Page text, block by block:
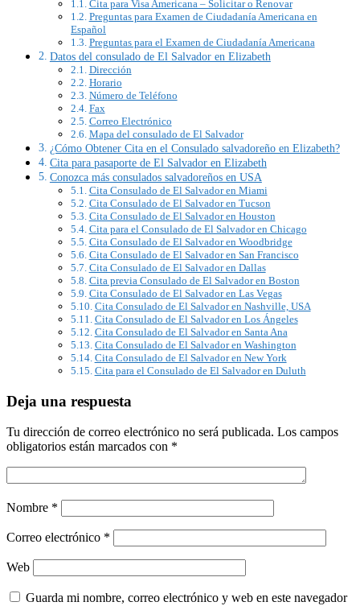
Cita para Visa Americana – Solicitar o Renovar
Preguntas para Examen de Ciudadanía Americana en
Español
Preguntas para el Examen de Ciudadanía Americana
Datos del consulado de El Salvador en Elizabeth
Dirección
Horario
Número de Teléfono
Fax
Correo Electrónico
Mapa del consulado de El Salvador
¿Cómo Obtener Cita en el Consulado salvadoreño en Elizabeth?
Cita para pasaporte de El Salvador en Elizabeth
Conozca más consulados salvadoreños en USA
Cita Consulado de El Salvador en Miami
Cita Consulado de El Salvador en Tucson
Cita Consulado de El Salvador en Houston
Cita para el Consulado de El Salvador en Chicago
Cita Consulado de El Salvador en Woodbridge
Cita Consulado de El Salvador en San Francisco
Cita Consulado de El Salvador en Dallas
Cita previa Consulado de El Salvador en Boston
Cita Consulado de El Salvador en Las Vegas
Cita Consulado de El Salvador en Nashville, USA
Cita Consulado de El Salvador en Los Ángeles
Cita Consulado de El Salvador en Santa Ana
Cita Consulado de El Salvador en Washington
Cita Consulado de El Salvador en New York
Cita para el Consulado de El Salvador en Duluth
Deja una respuesta
Tu dirección de correo electrónico no será publicada. Los campos
obligatorios están marcados con *
Nombre *
Correo electrónico *
Web
Guarda mi nombre, correo electrónico y web en este navegador